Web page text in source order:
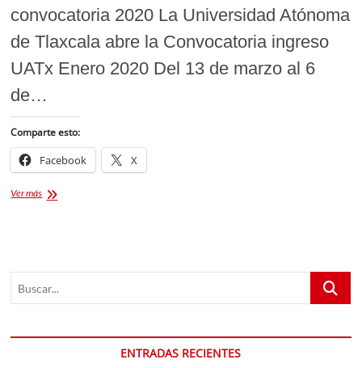
convocatoria 2020 La Universidad Atónoma
de Tlaxcala abre la Convocatoria ingreso
UATx Enero 2020 Del 13 de marzo al 6
de…
Comparte esto:
Facebook X
Ver másUniversidad
Buscar...
ENTRADAS RECIENTES